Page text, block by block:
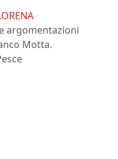
argomentazioni
Motta.